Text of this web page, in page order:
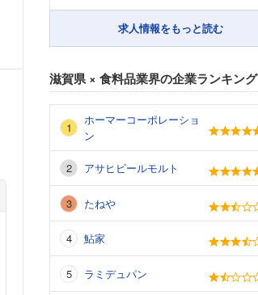
求人情報をもっと読む
滋賀県× 食料品業界の企業ランキング
ホーマーコーポレーショ
ン
アサヒビールモルト
たねや
鮎家
ラミデュパン